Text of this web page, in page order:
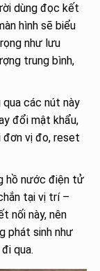
dùng đọc kết
hình sẽ biểu
như lưu
trung bình,
các nút này
đổi mật khẩu,
vị đo, reset
hồ nước điện tử
tại vị trí –
nối này, nên
phát sinh như
qua.